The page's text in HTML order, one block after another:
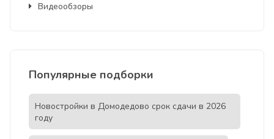
Видеообзоры
Популярные подборки
Новостройки в Домодедово срок сдачи в 2026
году